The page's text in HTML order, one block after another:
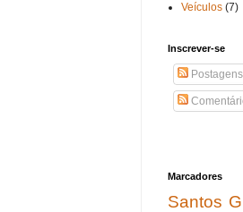
Veículos (7)
Inscrever-se
Postagens
Marcadores
Santos